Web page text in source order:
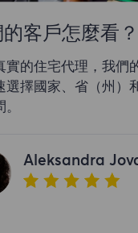
戶怎麼看？
宅代理，我們的簡單
家、省（州）和城市
Jovanovic